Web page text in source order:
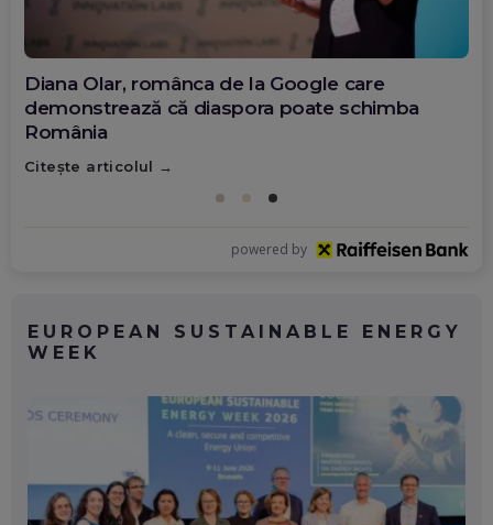
Diana Olar, românca de la Google care
demonstrează că diaspora poate schimba
România
Citește articolul
powered by
EUROPEAN SUSTAINABLE ENERGY
WEEK